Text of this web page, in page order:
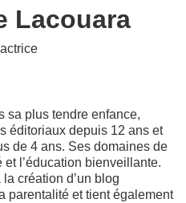
Lacouara
sa plus tendre enfance,
éditoriaux depuis 12 ans et
de 4 ans. Ses domaines de
l’éducation bienveillante.
création d’un blog
parentalité et tient également